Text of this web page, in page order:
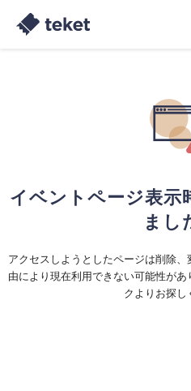
イベントページ表示
まし
アクセスしようとしたページは削除
由により現在利用できない可能性が
クよりお探し